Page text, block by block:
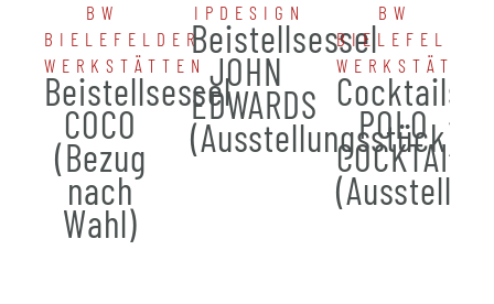
BW
BIELEFELDER
WERKSTÄTTEN
Beistellsessel
COCO
(Bezug
nach
Wahl)
IPDESIGN
Beistellsessel
JOHN
EDWARDS
(Ausstellungsstück)
BW
BIELEFELDER
POLO
COCKTAIL